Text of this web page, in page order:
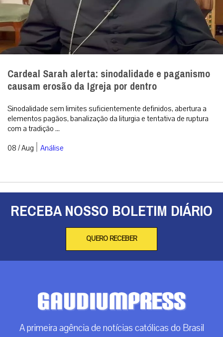
Cardeal Sarah alerta: sinodalidade e paganismo
causam erosão da Igreja por dentro
Sinodalidade sem limites suficientemente definidos, abertura a
elementos pagãos, banalização da liturgia e tentativa de ruptura
com a tradição ...
08 / Aug | Análise
RECEBA NOSSO BOLETIM DIÁRIO
QUERO RECEBER
A primeira agência de notícias católicas do Brasil